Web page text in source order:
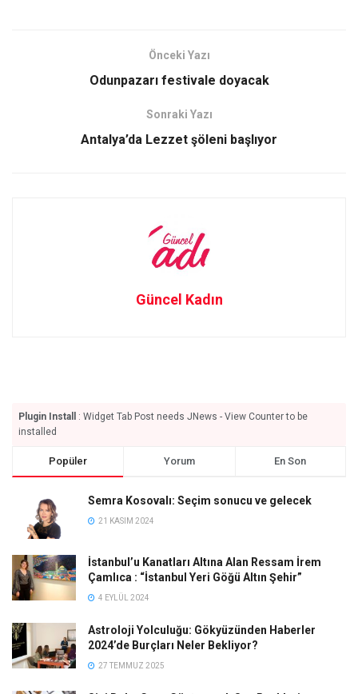
n
Önceki Yazı
Odunpazarı festivale doyacak
Sonraki Yazı
Antalya’da Lezzet şöleni başlıyor
Güncel Kadın
Plugin Install
: Widget Tab Post needs JNews - View Counter to be
installed
Popüler Yorum En Son
Semra Kosovalı: Seçim sonucu ve gelecek
21 KASIM 2024
İstanbul’u Kanatları Altına Alan Ressam İrem
Çamlıca : “İstanbul Yeri Göğü Altın Şehir”
4 EYLÜL 2024
Astroloji Yolculuğu: Gökyüzünden Haberler
2024’de Burçları Neler Bekliyor?
27 TEMMUZ 2025